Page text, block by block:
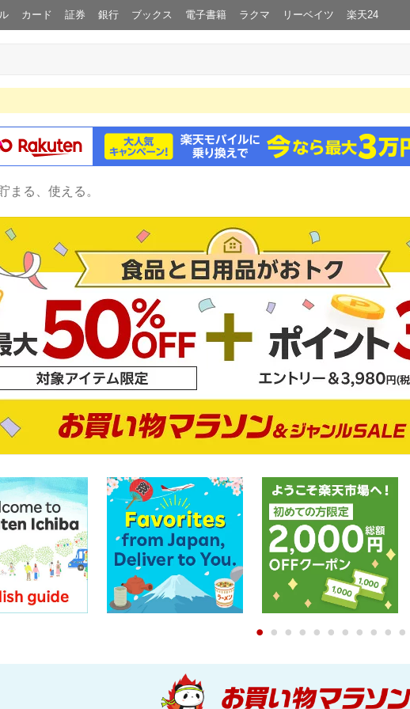
カード 証券 銀行 ブックス 電子書籍 ラクマ リーベイツ 楽天24
まる、使える。
0 1 2 3 4 5 6 7 8 9